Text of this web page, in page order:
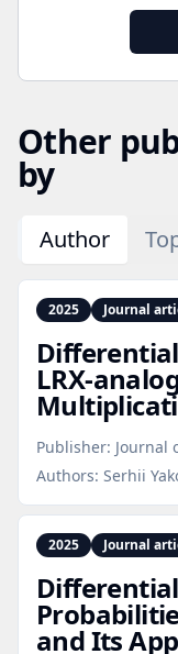
Other
by
Author
2025 Journal
Publisher: Journal
Authors: Serhii
2025 Journal
and Its